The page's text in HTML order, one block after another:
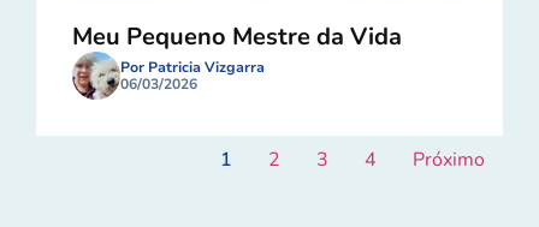
Meu Pequeno Mestre da Vida
Por Patricia Vizgarra
06/03/2026
1 2 3 4 Próximo